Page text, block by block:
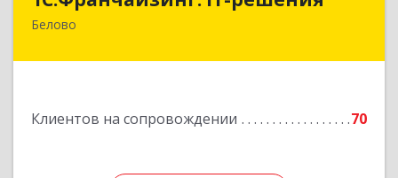
Белово
Клиентов на сопровождении 70